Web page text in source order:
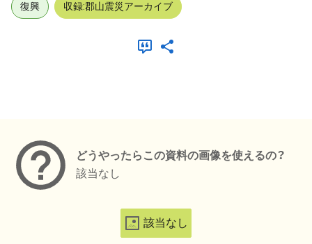
復興 収録:郡山震災アーカイブ
どうやったらこの資料の画像を使えるの？
該当なし
該当なし